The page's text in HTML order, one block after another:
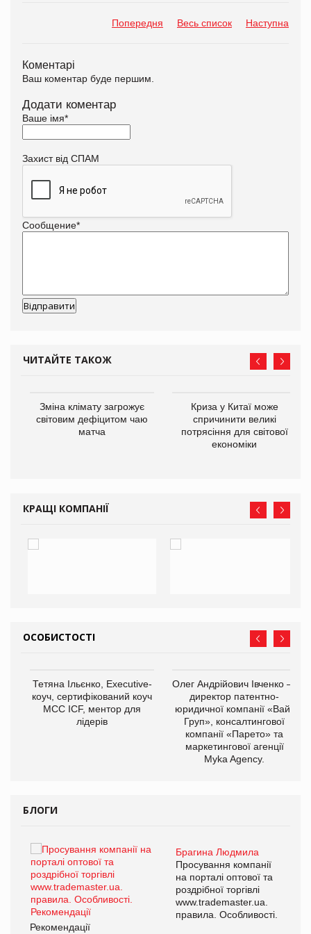
Попередня Весь список Наступна
Коментарі
Ваш коментар буде першим.
Додати коментар
Ваше імя*
Захист від СПАМ
Сообщение*
ЧИТАЙТЕ ТАКОЖ
Зміна клімату загрожує
світовим дефіцитом чаю
матча
Криза у Китаї може
спричинити великі
потрясіння для світової
економіки
КРАЩІ КОМПАНІЇ
ОСОБИСТОСТІ
Тетяна Ільєнко, Executive-
коуч, сертифікований коуч
МСС ICF, ментор для
лідерів
Олег Андрійович Івченко —
директор патентно-
юридичної компанії «Вайз
Груп», консалтингової
компанії «Парето» та
маркетингової агенції
Myka Agency.
БЛОГИ
Брагина Людмила
Просування компанії
на порталі оптової та
роздрібної торгівлі
www.trademaster.ua.
правила. Особливості.
Рекомендації